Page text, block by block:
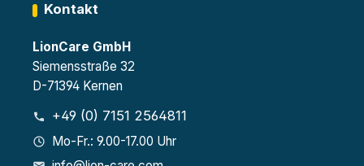
Kontakt
LionCare GmbH
Siemensstraße 32
D-71394 Kernen
+49 (0) 7151 2564811
Mo-Fr.: 9.00-17.00 Uhr